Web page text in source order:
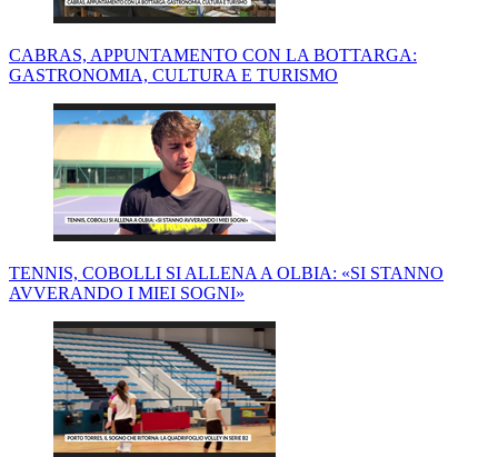
CABRAS, APPUNTAMENTO CON LA BOTTARGA:
GASTRONOMIA, CULTURA E TURISMO
TENNIS, COBOLLI SI ALLENA A OLBIA: «SI STANNO
AVVERANDO I MIEI SOGNI»